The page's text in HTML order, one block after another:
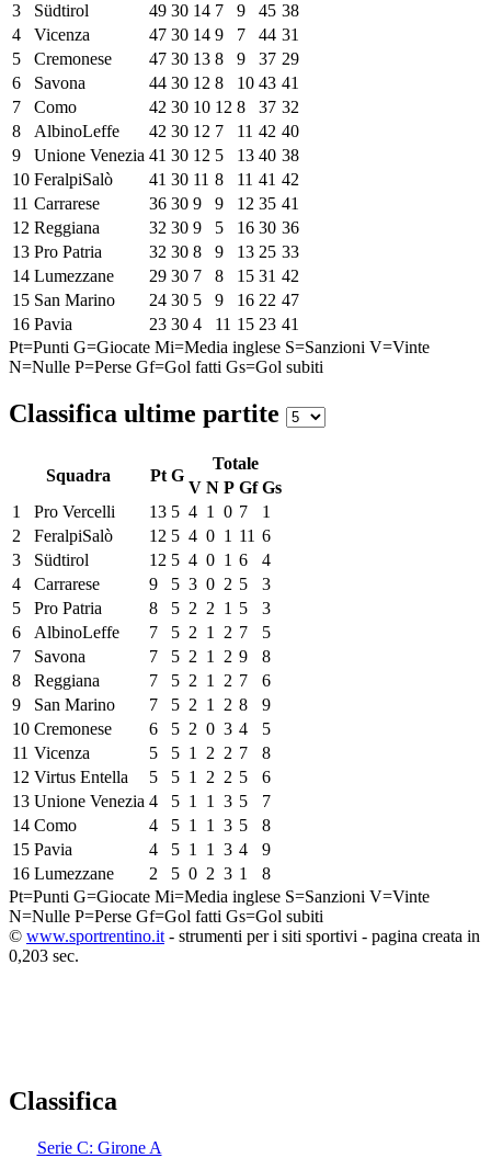
3 Südtirol 49 30 14 7 9 45 38
4
Vicenza 47 30 14 9 7 44 31
5
Cremonese 47 30 13 8 9 37 29
6
Savona 44 30 12 8 10 43 41
7
Como 42 30 10 12 8 37 32
8
AlbinoLeffe 42 30 12 7 11 42 40
9
Unione Venezia 41 30 12 5 13 40 38
10 FeralpiSalò 41 30 11 8 11 41 42
11 Carrarese 36 30 9 9 12 35 41
12 Reggiana 32 30 9 5 16 30 36
13 Pro Patria 32 30 8 9 13 25 33
14 Lumezzane 29 30 7 8 15 31 42
15 San Marino 24 30 5 9 16 22 47
16 Pavia 23 30 4 11 15 23 41
Pt=Punti G=Giocate Mi=Media inglese S=Sanzioni V=Vinte
N=Nulle P=Perse Gf=Gol fatti Gs=Gol subiti
Classifica ultime partite
Squadra Pt G
Totale
V N P Gf Gs
1
Pro Vercelli 13 5 4 1 0 7
1
2
FeralpiSalò 12 5 4 0 1 11 6
3
Südtirol 12 5 4 0 1 6
4
4
Carrarese 9 5 3 0 2 5
3
5
Pro Patria 8 5 2 2 1 5
3
6
AlbinoLeffe 7 5 2 1 2 7
5
7
Savona 7 5 2 1 2 9
8
8
Reggiana 7 5 2 1 2 7
6
9
San Marino 7 5 2 1 2 8
9
10 Cremonese 6 5 2 0 3 4
5
11 Vicenza 5 5 1 2 2 7
8
12 Virtus Entella 5 5 1 2 2 5
6
13 Unione Venezia 4 5 1 1 3 5
7
14 Como 4 5 1 1 3 5
8
15 Pavia 4 5 1 1 3 4
9
16 Lumezzane 2 5 0 2 3 1
8
Pt=Punti G=Giocate Mi=Media inglese S=Sanzioni V=Vinte
N=Nulle P=Perse Gf=Gol fatti Gs=Gol subiti
© www.sportrentino.it - strumenti per i siti sportivi - pagina creata in
0,203 sec.
Classifica
Serie C: Girone A